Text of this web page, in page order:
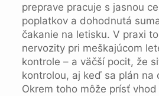
preprave pracuje s jasnou
poplatkov a dohodnutá
čakanie na letisku. V praxi
nervozity pri meškajúcom
kontrole – a väčší pocit, že
kontrolou, aj keď sa plán na
Okrem toho môže prísť